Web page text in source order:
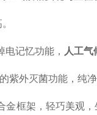
记忆功能， 人工气
外灭菌功能，纯净
框架，轻巧美观，